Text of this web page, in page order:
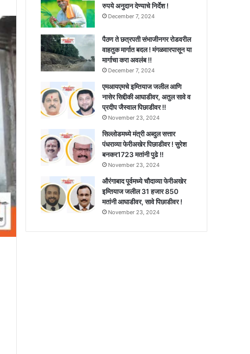
रुपये अनुदान देण्याचे निर्देश !
December 7, 2024
पैठण ते छत्रपती संभाजीनगर रोडवरील
वाहतुक मार्गात बदल ! मंगळवारपासून या
मार्गाचा करा अवलंब !!
December 7, 2024
एमआयएमचे इम्तियाज जलील आणि
नासेर सिद्दीकी आघाडीवर, अतुल सावे व
प्रदीप जैस्वाल पिछाडीवर !!
November 23, 2024
सिल्लोडमध्ये मंत्री अब्दुल सत्तार
पंधराव्या फेरीअखेर पिछाडीवर ! सुरेश
बनकर1723 मतांनी पुढे !!
November 23, 2024
औरंगाबाद पूर्वमध्ये चौदाव्या फेरीअखेर
इम्तियाज जलील 31 हजार 850
मतांनी आघाडीवर, सावे पिछाडीवर !
November 23, 2024